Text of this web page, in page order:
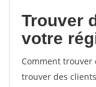
Trouver
votre
Comment trouver
trouver des